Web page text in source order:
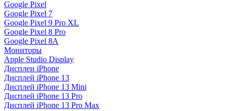
Google Pixel
Google Pixel 7
Google Pixel 9 Pro XL
Google Pixel 8 Pro
Google Pixel 8A
Мониторы
Apple Studio Display
Дисплеи iPhone
Дисплей iPhone 13
Дисплей iPhone 13 Mini
Дисплей iPhone 13 Pro
Дисплей iPhone 13 Pro Max